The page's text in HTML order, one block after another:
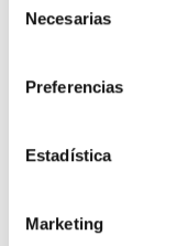
Necesarias
Preferencias
Estadística
Marketing